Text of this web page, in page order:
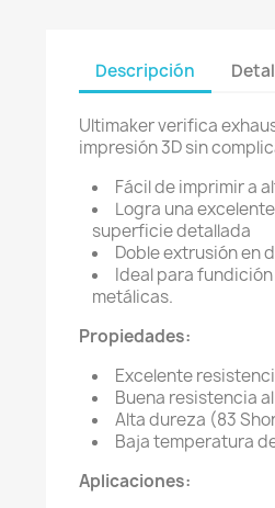
Descripción
Ultimaker verifica
impresión 3D sin
Fácil de imprimir a
Logra una
superficie detallada
Doble extrusión en
Ideal para
metálicas.
Propiedades:
Excelente
Buena resistencia
Alta dureza (83
Baja temperatura
Aplicaciones: